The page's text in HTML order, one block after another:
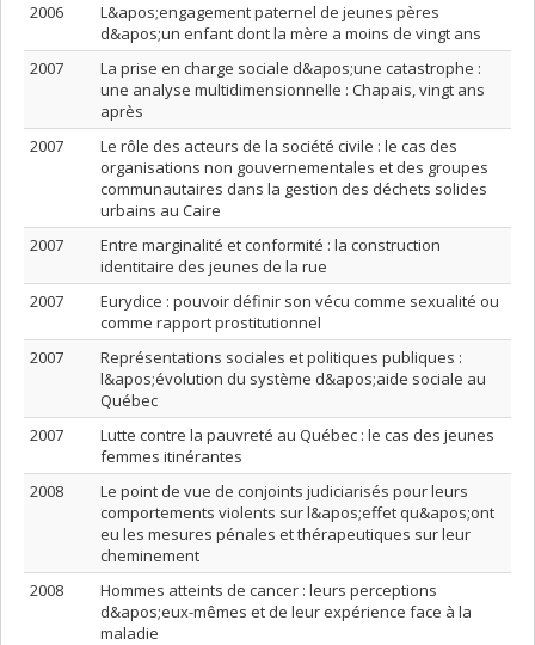
2006
L&apos;engagement paternel de jeunes pères
d&apos;un enfant dont la mère a moins de vingt ans
2007
La prise en charge sociale d&apos;une catastrophe :
une analyse multidimensionnelle : Chapais, vingt ans
après
2007
Le rôle des acteurs de la société civile : le cas des
organisations non gouvernementales et des groupes
communautaires dans la gestion des déchets solides
urbains au Caire
2007
Entre marginalité et conformité : la construction
identitaire des jeunes de la rue
2007
Eurydice : pouvoir définir son vécu comme sexualité ou
comme rapport prostitutionnel
2007
Représentations sociales et politiques publiques :
l&apos;évolution du système d&apos;aide sociale au
Québec
2007
Lutte contre la pauvreté au Québec : le cas des jeunes
femmes itinérantes
2008
Le point de vue de conjoints judiciarisés pour leurs
comportements violents sur l&apos;effet qu&apos;ont
eu les mesures pénales et thérapeutiques sur leur
cheminement
2008
Hommes atteints de cancer : leurs perceptions
d&apos;eux-mêmes et de leur expérience face à la
maladie